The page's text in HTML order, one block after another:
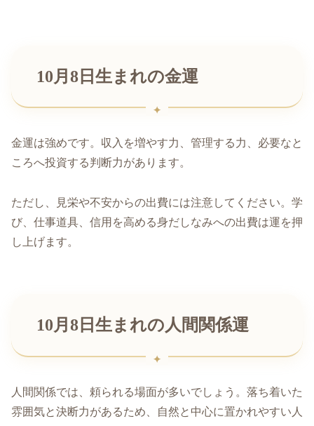
10月8日生まれの金運
金運は強めです。収入を増やす力、管理する力、必要なと
ころへ投資する判断力があります。
ただし、見栄や不安からの出費には注意してください。学
び、仕事道具、信用を高める身だしなみへの出費は運を押
し上げます。
10月8日生まれの人間関係運
人間関係では、頼られる場面が多いでしょう。落ち着いた
雰囲気と決断力があるため、自然と中心に置かれやすい人